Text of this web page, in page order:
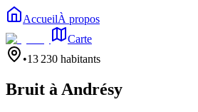
AccueilÀ propos
Carte
•13 230 habitants
Bruit à Andrésy